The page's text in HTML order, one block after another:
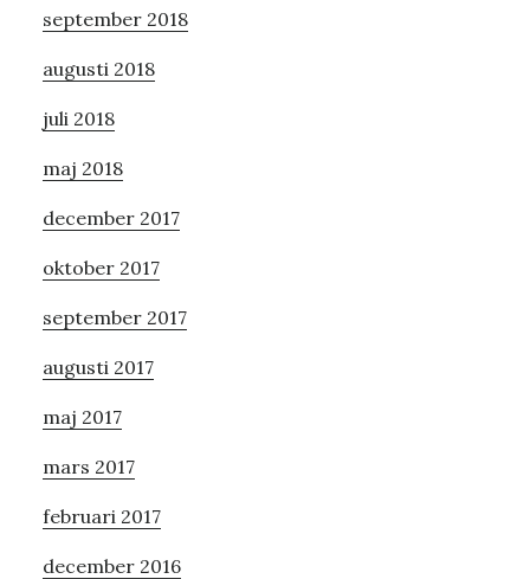
september 2018
augusti 2018
juli 2018
maj 2018
december 2017
oktober 2017
september 2017
augusti 2017
maj 2017
mars 2017
februari 2017
december 2016